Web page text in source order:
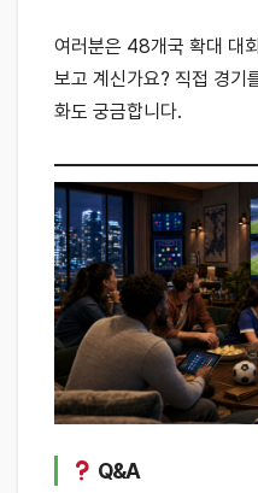
여러분은 48개국 확대 대
보고 계신가요? 직접 경기
화도 궁금합니다.
Q&A